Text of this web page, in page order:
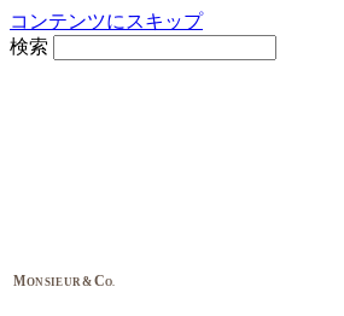
コンテンツにスキップ
検索
MONSIEUR&CO.